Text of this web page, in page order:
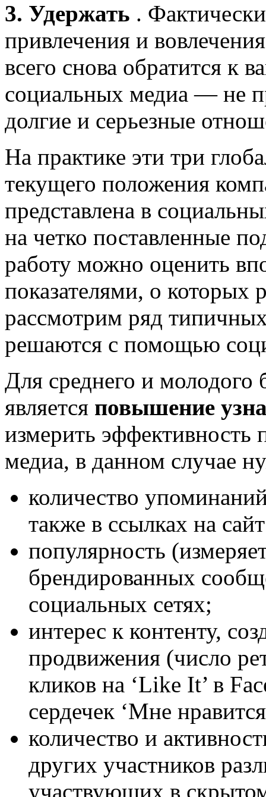
3. Удержать .
привлечения и
всего снова обратится к
социальных медиа — не
долгие и серьезные
На практике эти три
текущего положения
представлена в
на четко поставленные
работу можно оценить
показателями, о которых
рассмотрим ряд
решаются с помощью
Для среднего и молодого
является повышение
измерить
медиа, в данном случае
количество
также в ссылках на
популярность
брендированных
социальных сетях;
интерес к контенту,
продвижения (число
кликов на ‘Like It’ в
сердечек ‘Мне
количество и
других участников
участвующих в